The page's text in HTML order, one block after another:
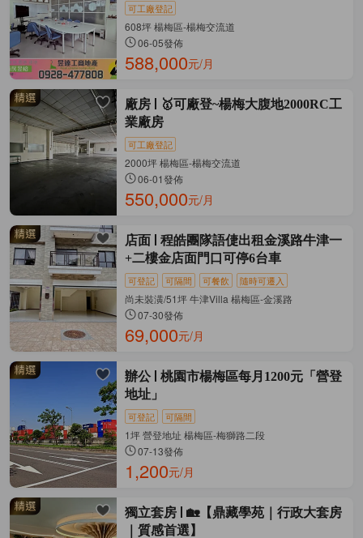
可工廠登記
608坪 楊梅區-楊梅交流道
06-05發佈
588,000元/月
廠房
🥇可廠登~楊梅大腹地2000RC工
業廠房
可工廠登記
2000坪 楊梅區-楊梅交流道
06-01發佈
550,000元/月
店面
程皓團隊語倢出租金溪路牛津一
+二樓金店面門口可停6台車
可登記 可隔間 可餐飲 隨時可遷入
尚未裝潢/51坪 牛津Villa 楊梅區-金溪路
07-30發佈
69,000元/月
辦公
桃園市楊梅區每月1200元「營登
地址」
可登記 可隔間
1坪 營登地址 楊梅區-梅獅路二段
07-13發佈
1,200元/月
獨立套房
🏡【鼎藏學苑｜行政大套房
｜質感首選】